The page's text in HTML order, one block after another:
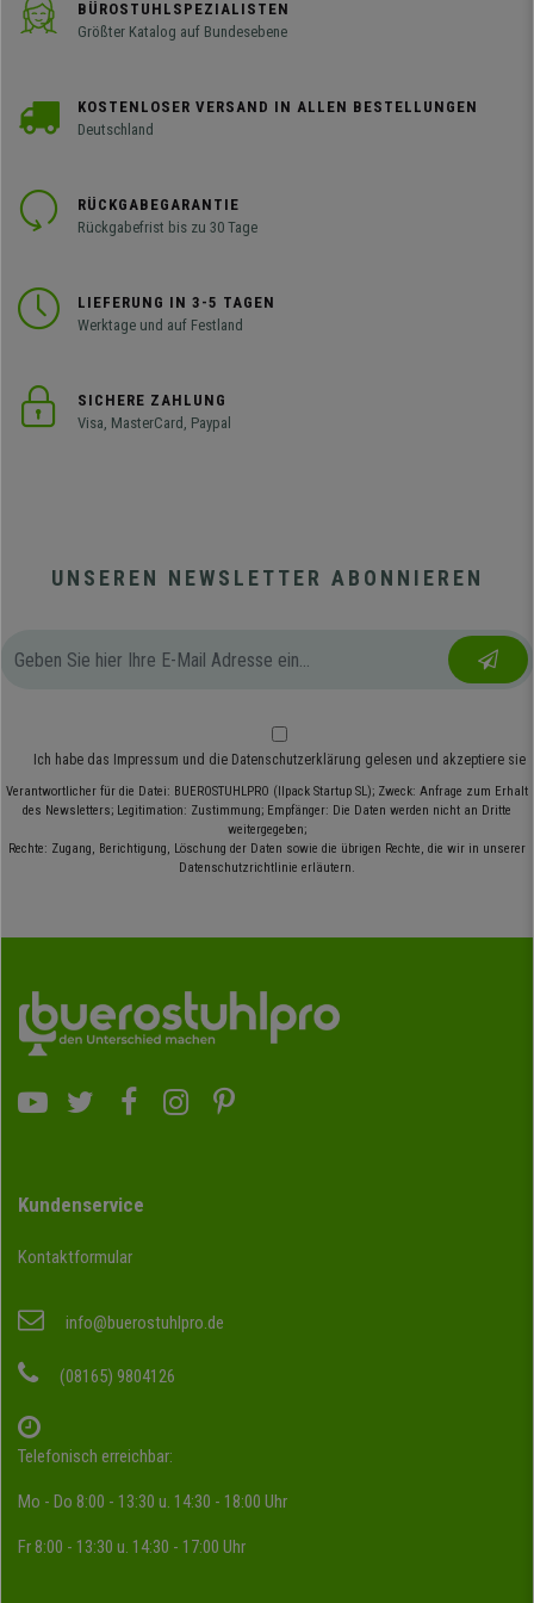
BÜROSTUHLSPEZIALISTEN
Größter Katalog auf Bundesebene
KOSTENLOSER VERSAND IN ALLEN BESTELLUNGEN
Deutschland
RÜCKGABEGARANTIE
Rückgabefrist bis zu 30 Tage
LIEFERUNG IN 3-5 TAGEN
Werktage und auf Festland
SICHERE ZAHLUNG
Visa, MasterCard, Paypal
UNSEREN NEWSLETTER ABONNIEREN
Ich habe das Impressum und die Datenschutzerklärung gelesen und akzeptiere sie
Verantwortlicher für die Datei: BUEROSTUHLPRO (Ilpack Startup SL); Zweck: Anfrage zum Erhalt
des Newsletters; Legitimation: Zustimmung; Empfänger: Die Daten werden nicht an Dritte
weitergegeben;
Rechte: Zugang, Berichtigung, Löschung der Daten sowie die übrigen Rechte, die wir in unserer
Datenschutzrichtlinie erläutern.
Kundenservice
Kontaktformular
info@buerostuhlpro.de
(08165) 9804126
Telefonisch erreichbar:
Mo - Do 8:00 - 13:30 u. 14:30 - 18:00 Uhr
Fr 8:00 - 13:30 u. 14:30 - 17:00 Uhr